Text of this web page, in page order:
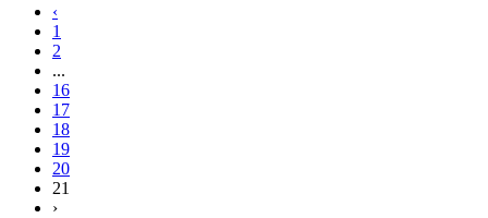
‹
1
2
...
16
17
18
19
20
21
›